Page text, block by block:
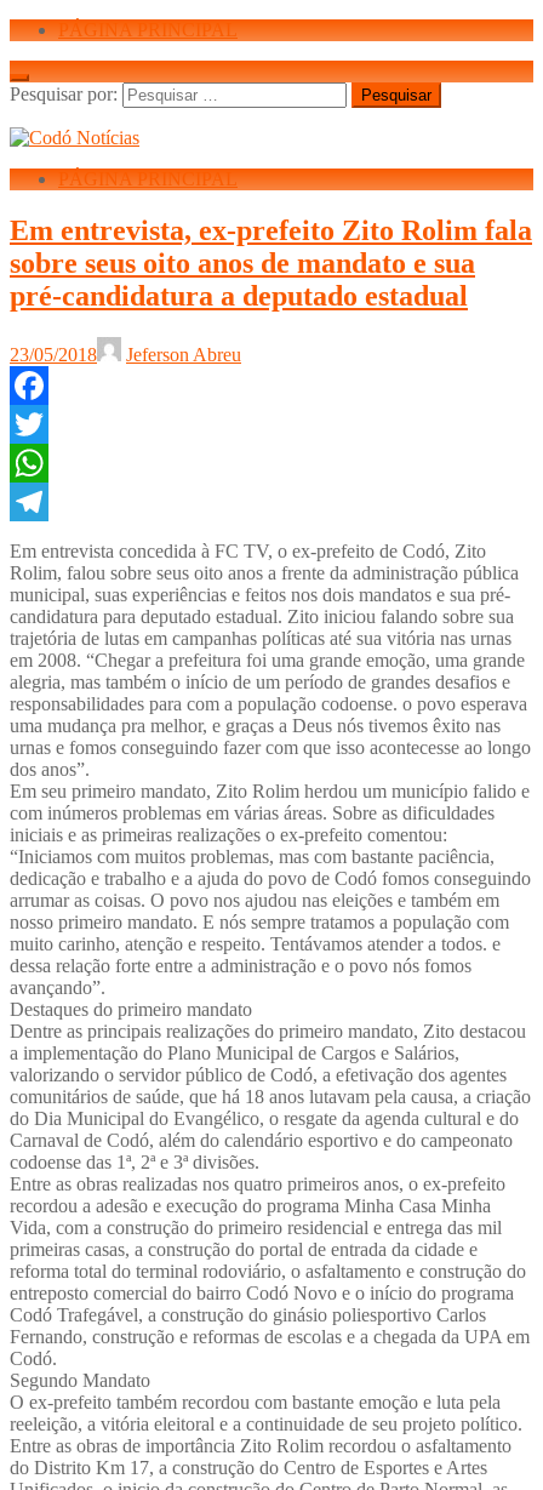
PÁGINA PRINCIPAL
Pesquisar por:
PÁGINA PRINCIPAL
Em entrevista, ex-prefeito Zito Rolim fala
sobre seus oito anos de mandato e sua
pré-candidatura a deputado estadual
23/05/2018 Jeferson Abreu
Facebook
Twitter
WhatsApp
Telegram
Em entrevista concedida à FC TV, o ex-prefeito de Codó, Zito
Rolim, falou sobre seus oito anos a frente da administração pública
municipal, suas experiências e feitos nos dois mandatos e sua pré-
candidatura para deputado estadual. Zito iniciou falando sobre sua
trajetória de lutas em campanhas políticas até sua vitória nas urnas
em 2008. “Chegar a prefeitura foi uma grande emoção, uma grande
alegria, mas também o início de um período de grandes desafios e
responsabilidades para com a população codoense. o povo esperava
uma mudança pra melhor, e graças a Deus nós tivemos êxito nas
urnas e fomos conseguindo fazer com que isso acontecesse ao longo
dos anos”.
Em seu primeiro mandato, Zito Rolim herdou um município falido e
com inúmeros problemas em várias áreas. Sobre as dificuldades
iniciais e as primeiras realizações o ex-prefeito comentou:
“Iniciamos com muitos problemas, mas com bastante paciência,
dedicação e trabalho e a ajuda do povo de Codó fomos conseguindo
arrumar as coisas. O povo nos ajudou nas eleições e também em
nosso primeiro mandato. E nós sempre tratamos a população com
muito carinho, atenção e respeito. Tentávamos atender a todos. e
dessa relação forte entre a administração e o povo nós fomos
avançando”.
Destaques do primeiro mandato
Dentre as principais realizações do primeiro mandato, Zito destacou
a implementação do Plano Municipal de Cargos e Salários,
valorizando o servidor público de Codó, a efetivação dos agentes
comunitários de saúde, que há 18 anos lutavam pela causa, a criação
do Dia Municipal do Evangélico, o resgate da agenda cultural e do
Carnaval de Codó, além do calendário esportivo e do campeonato
codoense das 1ª, 2ª e 3ª divisões.
Entre as obras realizadas nos quatro primeiros anos, o ex-prefeito
recordou a adesão e execução do programa Minha Casa Minha
Vida, com a construção do primeiro residencial e entrega das mil
primeiras casas, a construção do portal de entrada da cidade e
reforma total do terminal rodoviário, o asfaltamento e construção do
entreposto comercial do bairro Codó Novo e o início do programa
Codó Trafegável, a construção do ginásio poliesportivo Carlos
Fernando, construção e reformas de escolas e a chegada da UPA em
Codó.
Segundo Mandato
O ex-prefeito também recordou com bastante emoção e luta pela
reeleição, a vitória eleitoral e a continuidade de seu projeto político.
Entre as obras de importância Zito Rolim recordou o asfaltamento
do Distrito Km 17, a construção do Centro de Esportes e Artes